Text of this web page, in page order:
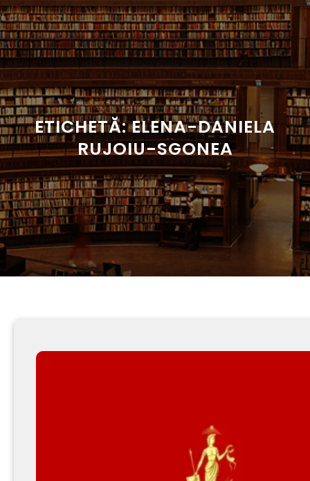
Sari
la
conținut
ETICHETĂ:ELENA-DANIELA
RUJOIU-SGONEA